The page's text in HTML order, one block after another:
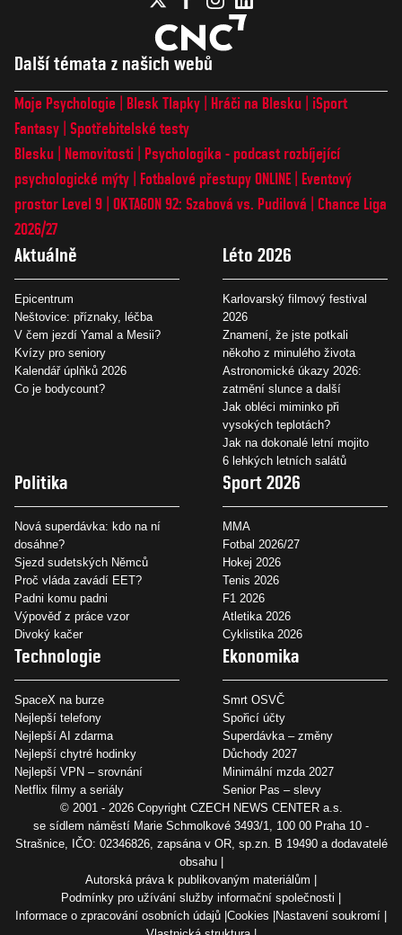
Další témata z našich webů
Moje Psychologie Blesk Tlapky Hráči na Blesku
iSport
Fantasy Spotřebitelské testy
Blesku
Nemovitosti
Psychologika - podcast rozbíjející
psychologické mýty
Fotbalové přestupy ONLINE
Eventový
prostor Level 9 OKTAGON 92: Szabová vs. Pudilová
Chance Liga
2026/27
Aktuálně
Epicentrum
Neštovice: příznaky, léčba
V čem jezdí Yamal a Mesii?
Kvízy pro seniory
Kalendář úplňků 2026
Co je bodycount?
Léto 2026
Karlovarský filmový festival
2026
Znamení, že jste potkali
někoho z minulého života
Astronomické úkazy 2026:
zatmění slunce a další
Jak obléci miminko při
vysokých teplotách?
Jak na dokonalé letní mojito
6 lehkých letních salátů
Politika
Nová superdávka: kdo na ní
dosáhne?
Sjezd sudetských Němců
Proč vláda zavádí EET?
Padni komu padni
Výpověď z práce vzor
Divoký kačer
Sport 2026
MMA
Fotbal 2026/27
Hokej 2026
Tenis 2026
F1 2026
Atletika 2026
Cyklistika 2026
Technologie
SpaceX na burze
Nejlepší telefony
Nejlepší AI zdarma
Nejlepší chytré hodinky
Nejlepší VPN – srovnání
Netflix filmy a seriály
Ekonomika
Smrt OSVČ
Spořicí účty
Superdávka – změny
Důchody 2027
Minimální mzda 2027
Senior Pas – slevy
© 2001 - 2026 Copyright CZECH NEWS CENTER a.s.
se sídlem náměstí Marie Schmolkové 3493/1, 100 00 Praha 10 -
Strašnice, IČO: 02346826, zapsána v OR, sp.zn. B 19490 a dodavatelé
obsahu
Autorská práva k publikovaným materiálům
Podmínky pro užívání služby informační společnosti
Informace o zpracování osobních údajů Cookies
Nastavení soukromí